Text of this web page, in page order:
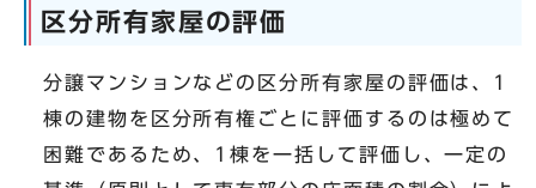
区分所有家屋の評価
分譲マンションなどの区分所有家屋の評価は、1
棟の建物を区分所有権ごとに評価するのは極めて
困難であるため、1棟を一括して評価し、一定の